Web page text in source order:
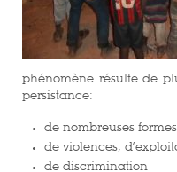
phénomène résulte de
persistance:
de nombreuses formes
de violences,
de discrimination